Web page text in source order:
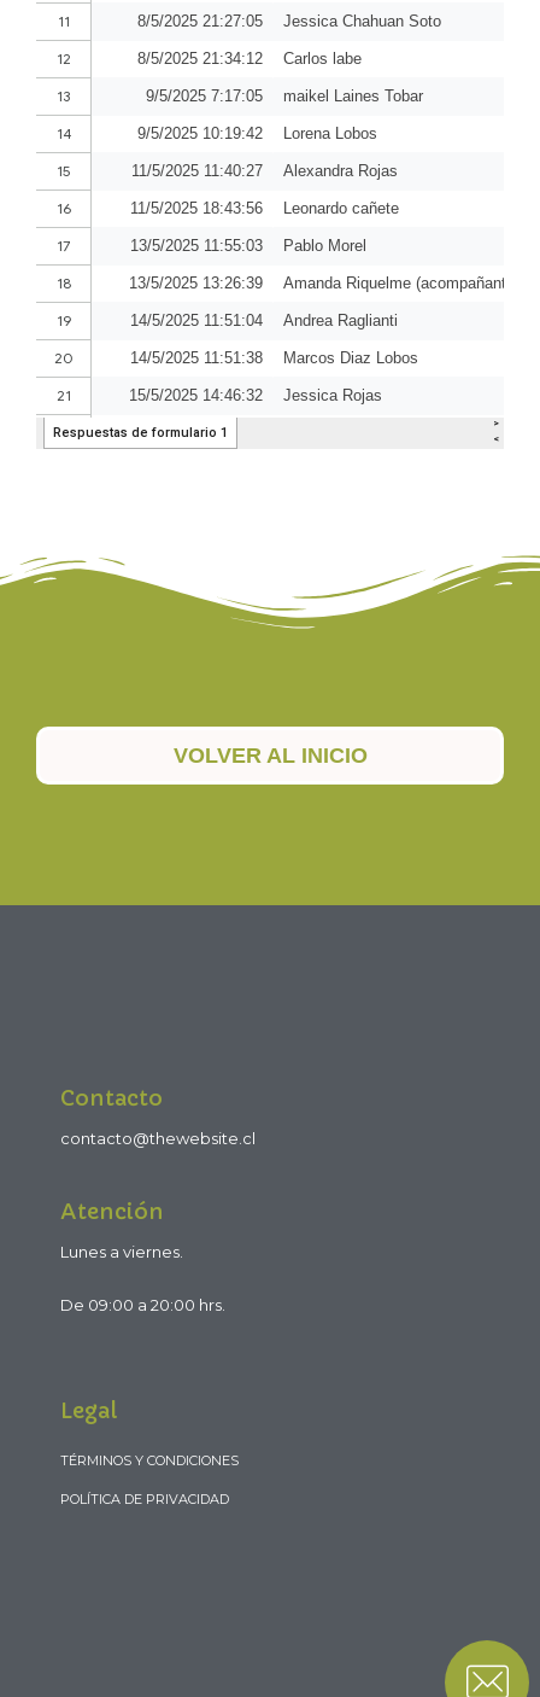
VOLVER AL INICIO
Contacto
contacto@thewebsite.cl
Atención
Lunes a viernes.
De 09:00 a 20:00 hrs.
Legal
TÉRMINOS Y CONDICIONES
POLÍTICA DE PRIVACIDAD